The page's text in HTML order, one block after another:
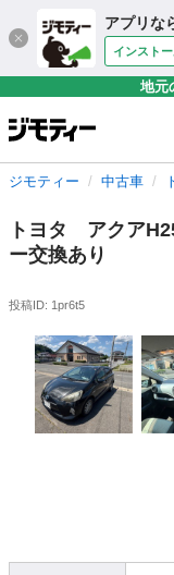
アプリな
インスト
地元
ジモティー 中古車
トヨタ アクア
ー交換あり
投稿ID: 1pr6t5